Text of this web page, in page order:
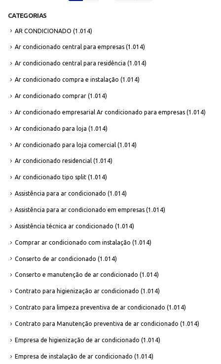
CATEGORIAS
AR CONDICIONADO (1.014)
Ar condicionado central para empresas (1.014)
Ar condicionado central para residência (1.014)
Ar condicionado compra e instalação (1.014)
Ar condicionado comprar (1.014)
Ar condicionado empresarial Ar condicionado para empresas (1.014)
Ar condicionado para loja (1.014)
Ar condicionado para loja comercial (1.014)
Ar condicionado residencial (1.014)
Ar condicionado tipo split (1.014)
Assistência para ar condicionado (1.014)
Assistência para ar condicionado em empresas (1.014)
Assistência técnica ar condicionado (1.014)
Comprar ar condicionado com instalação (1.014)
Conserto de ar condicionado (1.014)
Conserto e manutenção de ar condicionado (1.014)
Contrato para higienização ar condicionado (1.014)
Contrato para limpeza preventiva de ar condicionado (1.014)
Contrato para Manutenção preventiva de ar condicionado (1.014)
Empresa de higienização de ar condicionado (1.014)
Empresa de instalação de ar condicionado (1.014)